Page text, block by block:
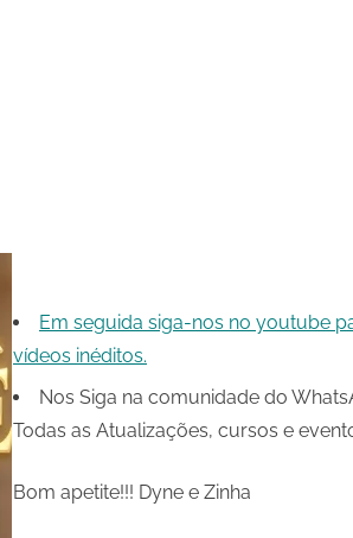
Em seguida siga-nos no youtube
vídeos inéditos.
Nos Siga na comunidade do
Todas as Atualizações, cursos e
Bom apetite!!! Dyne e Zinha